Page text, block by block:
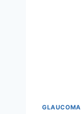
GLAUCOMA